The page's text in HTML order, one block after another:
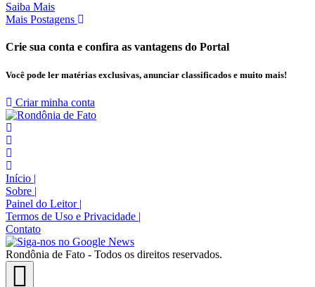
Saiba Mais
Mais Postagens
Crie sua conta e confira as vantagens do Portal
Você pode ler matérias exclusivas, anunciar classificados e muito mais!
Criar minha conta
Início |
Sobre |
Painel do Leitor |
Termos de Uso e Privacidade |
Contato
Rondônia de Fato - Todos os direitos reservados.